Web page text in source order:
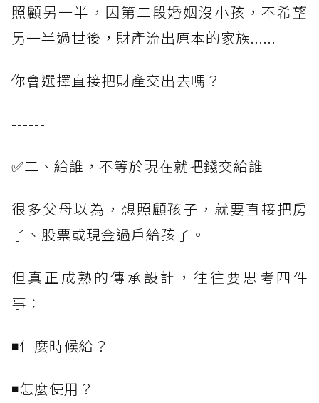
照顧另一半，因第二段婚姻沒小孩，不希望
另一半過世後，財產流出原本的家族......
你會選擇直接把財產交出去嗎？
------
✅二、給誰，不等於現在就把錢交給誰
很多父母以為，想照顧孩子，就要直接把房
子、股票或現金過戶給孩子。
但真正成熟的傳承設計，往往要思考四件
事：
◾什麼時候給？
◾怎麼使用？